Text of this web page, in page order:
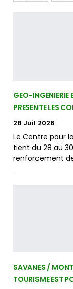
GEO-INGENIERIE
PRESENTE LES
28 Juil 2026
Le Centre pour
tient du 28 au
renforcement
SAVANES /
TOURISME EST